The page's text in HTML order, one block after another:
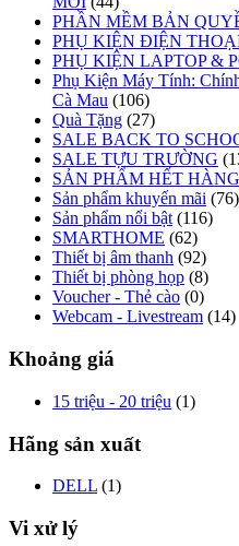
PHẦN MỀM BẢN
PHỤ KIỆN ĐIỆN
PHỤ KIỆN LAPTOP &
Phụ Kiện Máy Tính:
Cà Mau (106)
Quà Tặng (27)
SALE BACK TO
SALE TỰU TRƯỜNG
SẢN PHẨM HẾT HÀNG
Sản phẩm khuyến mãi (76)
Sản phẩm nổi bật (116)
SMARTHOME (62)
Thiết bị âm thanh (92)
Thiết bị phòng họp (8)
Voucher - Thẻ cào (0)
Webcam - Livestream (14)
Khoảng giá
15 triệu - 20 triệu (1)
Hãng sản xuất
DELL (1)
Vi xử lý